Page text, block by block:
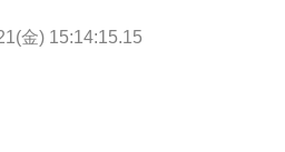
金) 15:14:15.15